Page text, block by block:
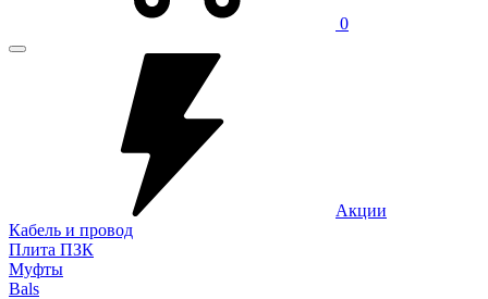
0
Акции
Кабель и провод
Плита ПЗК
Муфты
Bals